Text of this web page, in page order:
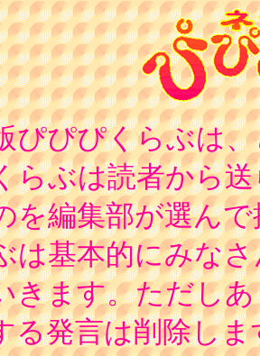
ぴぴぴくらぶは
らぶは読者から
を編集部が選ん
は基本的にみな
きます。ただし
る発言は削除し